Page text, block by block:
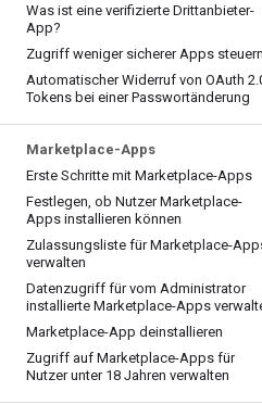
Was ist eine verifizierte Drittanbieter-
App?
Zugriff weniger sicherer Apps steuern
Automatischer Widerruf von OAuth 2.
Tokens bei einer Passwortänderung
Marketplace-Apps
Erste Schritte mit Marketplace-Apps
Festlegen, ob Nutzer Marketplace-
Apps installieren können
Zulassungsliste für Marketplace-
verwalten
Datenzugriff für vom Administrator
installierte Marketplace-Apps
Marketplace-App deinstallieren
Zugriff auf Marketplace-Apps für
Nutzer unter 18 Jahren verwalten